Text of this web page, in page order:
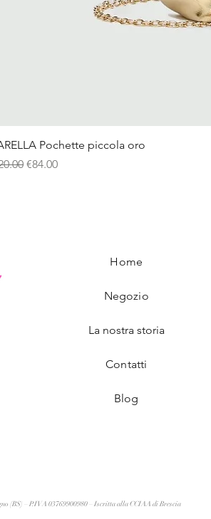
Pochette piccola oro
Price
Sale Price
€84.00
Home
Negozio
La nostra storia
Contatti
Blog
(BS) – P.IVA 03769900980 – Iscritta alla CCIAA di Brescia